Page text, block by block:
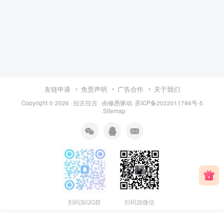
友链申请 免责声明 广告合作 关于我们
Copyright © 2026 · 拉古拉古 · 由修愚驱动. 苏ICP备2022011786号-5
· Sitemap
扫码加QQ群 扫码加微信